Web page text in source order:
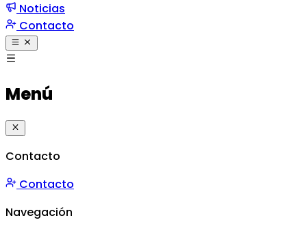
Noticias
Contacto
Menú
Contacto
Contacto
Navegación